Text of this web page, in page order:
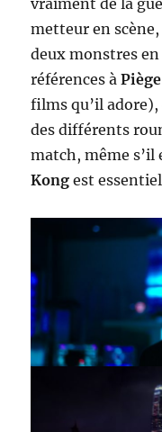
metteur en
deux monstres
références à
films qu’il adore),
des différents
match, même
Kongest